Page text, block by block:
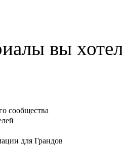
вы
сообщества
для Грандов